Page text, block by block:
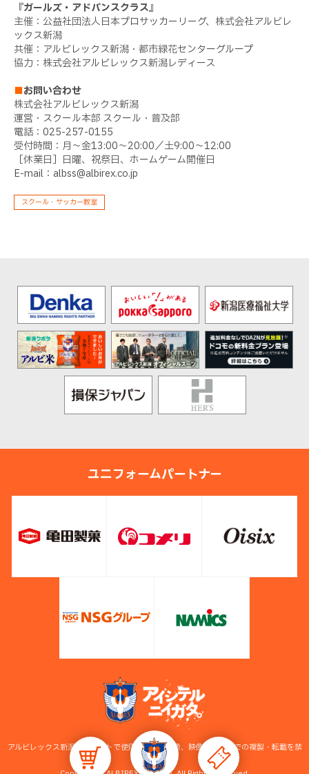
『ガールズ・アドバンスクラス』
主催：公益社団法人日本プロサッカーリーグ、株式会社アルビレ
ックス新潟
共催：アルビレックス新潟・都市緑花センターグループ
協力：株式会社アルビレックス新潟レディース
■お問い合わせ
株式会社アルビレックス新潟
運営・スクール本部 スクール・普及部
電話：025-257-0155
受付時間：月～金13:00～20:00／土9:00～12:00
［休業日］日曜、祝祭日、ホームゲーム開催日
E-mail：albss@albirex.co.jp
スクール・サッカー教室
ユニフォームパートナー
アルビレックス新潟公式サイトで使用している画像、映像等の無断での複製・転載を禁
止します。